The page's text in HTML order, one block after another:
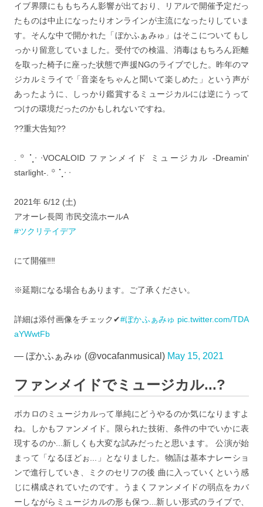
イブ界隈にももちろん影響が出ており、リアルで開催予定だっ
たものは中止になったりオンラインが主流になったりしていま
す。そんな中で開かれた「ぼかふぁみゅ」はそこについてもし
っかり留意していました。受付での検温、消毒はもちろん距離
を取った椅子に座った状態で声援NGのライブでした。昨年のマ
ジカルミライで「音楽をちゃんと聞いて楽しめた」という声が
あったように、しっかり鑑賞するミュージカルには逆にうって
つけの環境だったのかもしれないですね。
??重大告知??
. ꙳ ⢁ᐧ ᐧVOCALOID ファンメイド ミュージカル -Dreamin'
starlight-. ꙳ ⢁ᐧ ᐧ
2021年 6/12 (土)
アオーレ長岡 市民交流ホールA
#ツクリテイデア
にて開催‼️‼️
※延期になる場合もあります。ご了承ください。
詳細は添付画像をチェック✔︎#ぼかふぁみゅ pic.twitter.com/TDA
aYWwtFb
— ぼかふぁみゅ (@vocafanmusical) May 15, 2021
ファンメイドでミュージカル...?
ボカロのミュージカルって単純にどうやるのか気になりますよ
ね。しかもファンメイド。限られた技術、条件の中でいかに表
現するのか...新しくも大変な試みだったと思います。 公演が始
まって「なるほどぉ...」となりました。物語は基本ナレーショ
ンで進行していき、ミクのセリフの後 曲に入っていくという感
じに構成されていたのです。うまくファンメイドの弱点をカバ
ーしながらミュージカルの形も保つ...新しい形式のライブで、